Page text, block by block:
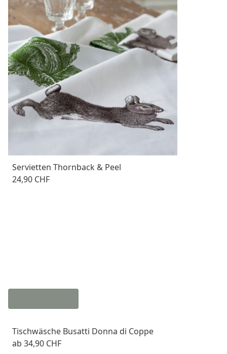
Servietten Thornback & Peel
24,90 CHF
Tischwäsche Busatti Donna di Coppe
ab 34,90 CHF